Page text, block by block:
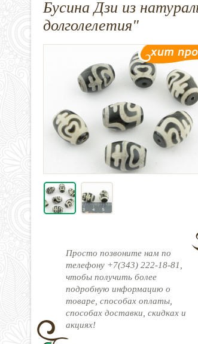
Бусина Дзи из
долголелетия"
Просто позвоните нам по
телефону +7(343) 222-18-81,
чтобы получить более
подробную информацию о
товаре, способах оплаты,
способах доставки, скидках и
акциях!